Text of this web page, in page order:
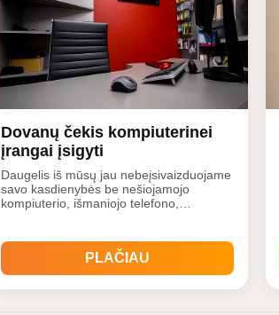
Dovanų čekis kompiuterinei
įrangai įsigyti
Daugelis iš mūsų jau nebeįsivaizduojame
savo kasdienybės be nešiojamojo
kompiuterio, išmaniojo telefono,
kompiuterinę - elektroninę techniką
geriausiomis kainomis. Taip pat siūloma
ir daugiau palsaugų: Stacion
PLAČIAU